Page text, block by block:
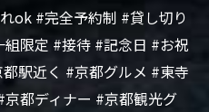
ok #完全予約制 #貸し切り
限定 #接待 #記念日 #お祝
駅近く #京都グルメ #東寺
都ディナー #京都観光グ